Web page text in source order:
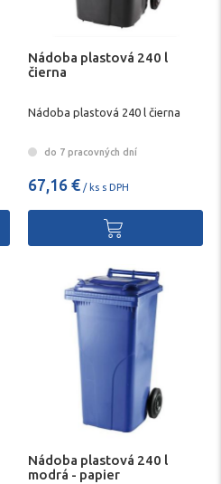
Nádoba plastová 240 l
čierna
Nádoba plastová 240 l čierna
do 7 pracovných dní
67,16 € / ks s DPH
Nádoba plastová 240 l
modrá - papier